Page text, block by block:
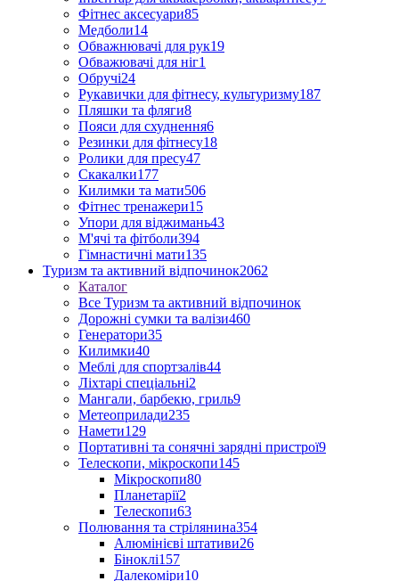
Фітнес аксесуари85
Медболи14
Обважнювачі для рук19
Обважювачі для ніг1
Обручі24
Рукавички для фітнесу, культуризму187
Пляшки та фляги8
Пояси для схуднення6
Резинки для фітнесу18
Ролики для пресу47
Скакалки177
Килимки та мати506
Фітнес тренажери15
Упори для віджимань43
М'ячі та фітболи394
Гімнастичні мати135
Туризм та активний відпочинок2062
Каталог
Все Туризм та активний відпочинок
Дорожні сумки та валізи460
Генератори35
Килимки40
Меблі для спортзалів44
Ліхтарі спеціальні2
Мангали, барбекю, гриль9
Метеоприлади235
Намети129
Портативні та сонячні зарядні пристрої9
Телескопи, мікроскопи145
Мікроскопи80
Планетарії2
Телескопи63
Полювання та стрілянина354
Алюмінієві штативи26
Біноклі157
Далекоміри10